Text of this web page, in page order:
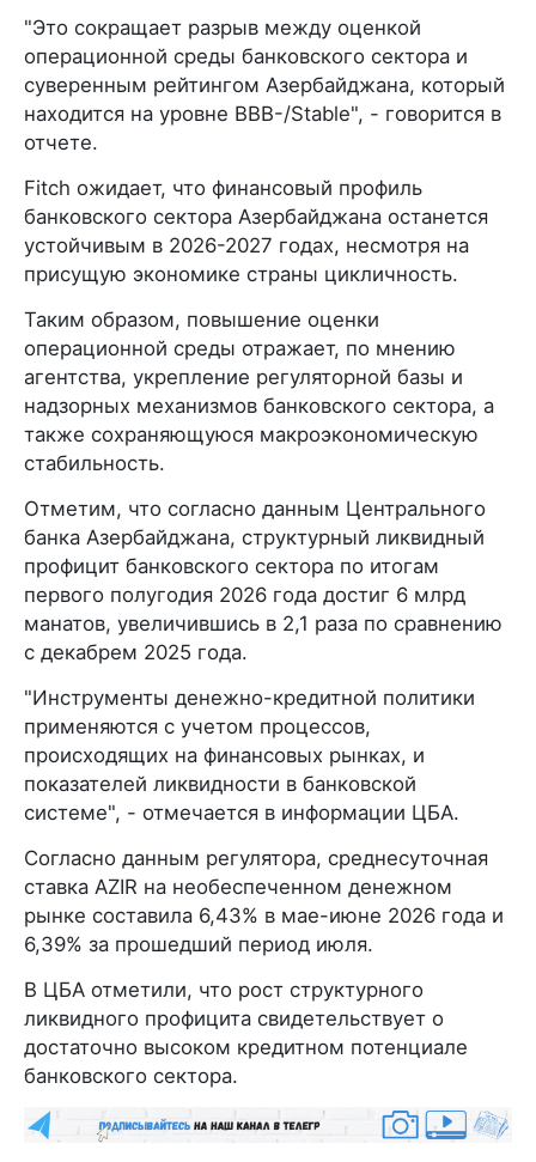
"Это сокращает разрыв между оценкой
операционной среды банковского сектора и
суверенным рейтингом Азербайджана, который
находится на уровне BBB-/Stable", - говорится в
отчете.
Fitch ожидает, что финансовый профиль
банковского сектора Азербайджана останется
устойчивым в 2026-2027 годах, несмотря на
присущую экономике страны цикличность.
Таким образом, повышение оценки
операционной среды отражает, по мнению
агентства, укрепление регуляторной базы и
надзорных механизмов банковского сектора, а
также сохраняющуюся макроэкономическую
стабильность.
Отметим, что согласно данным Центрального
банка Азербайджана, структурный ликвидный
профицит банковского сектора по итогам
первого полугодия 2026 года достиг 6 млрд
манатов, увеличившись в 2,1 раза по сравнению
с декабрем 2025 года.
"Инструменты денежно-кредитной политики
применяются с учетом процессов,
происходящих на финансовых рынках, и
показателей ликвидности в банковской
системе", - отмечается в информации ЦБА.
Согласно данным регулятора, среднесуточная
ставка AZIR на необеспеченном денежном
рынке составила 6,43% в мае-июне 2026 года и
6,39% за прошедший период июля.
В ЦБА отметили, что рост структурного
ликвидного профицита свидетельствует о
достаточно высоком кредитном потенциале
банковского сектора.